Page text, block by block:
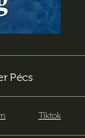
Pécs
Tiktok